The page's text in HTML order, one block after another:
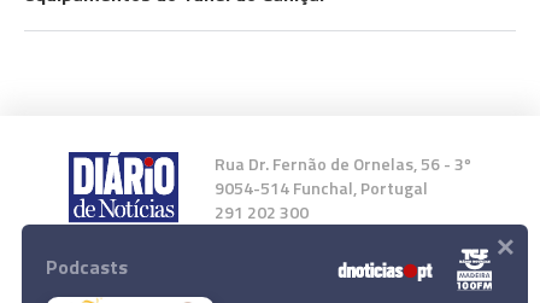
Rua Dr. Fernão de Ornelas, 56 - 3º
9054-514 Funchal, Portugal
291 202 300
Instale a nossa App
Podcasts ×